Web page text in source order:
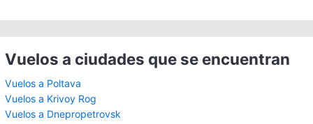
Vuelos a ciudades que se encuentran
Vuelos a Poltava
Vuelos a Krivoy Rog
Vuelos a Dnepropetrovsk